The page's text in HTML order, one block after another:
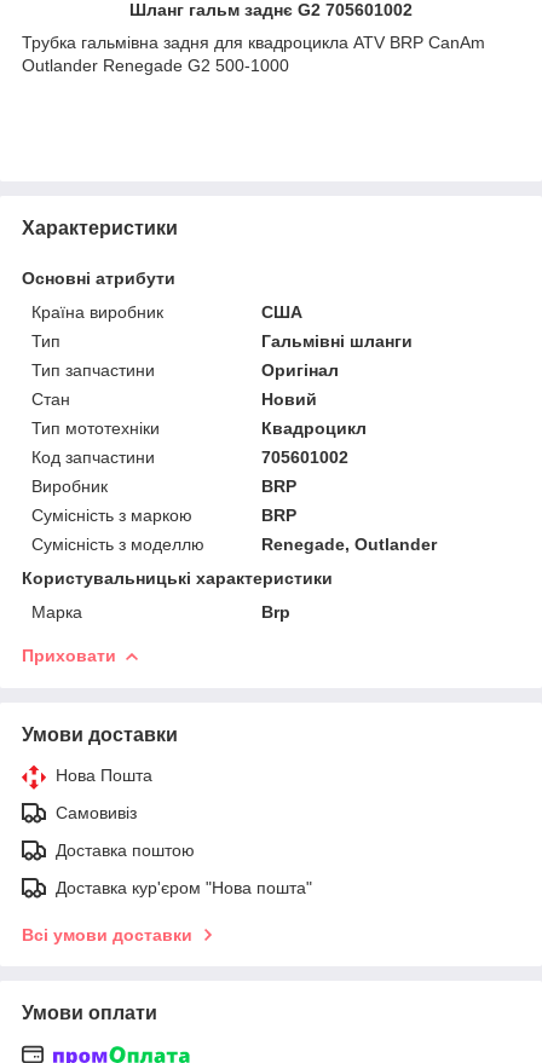
Шланг гальм заднє G2 705601002
Трубка гальмівна задня для квадроцикла ATV BRP CanAm
Outlander Renegade G2 500-1000
Характеристики
Основні атрибути
Країна виробник
США
Тип
Гальмівні шланги
Тип запчастини
Оригінал
Стан
Новий
Тип мототехніки
Квадроцикл
Код запчастини
705601002
Виробник
BRP
Сумісність з маркою
BRP
Сумісність з моделлю
Renegade, Outlander
Користувальницькі характеристики
Марка
Brp
Приховати
Умови доставки
Нова Пошта
Самовивіз
Доставка поштою
Доставка кур'єром "Нова пошта"
Всі умови доставки
Умови оплати